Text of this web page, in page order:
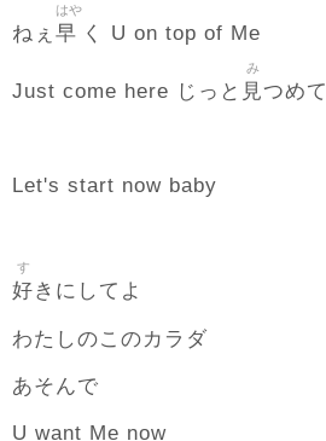
ねぇ 早
はや
く U on top of Me
Just come here じっと 見
み
つめて
Let's start now baby
好
す
きにしてよ
わたしのこのカラダ
あそんで
U want Me now